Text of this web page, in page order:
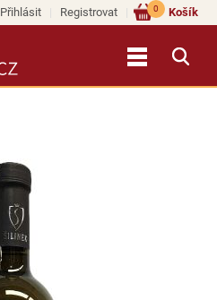
Přihlásit Registrovat Košík
0